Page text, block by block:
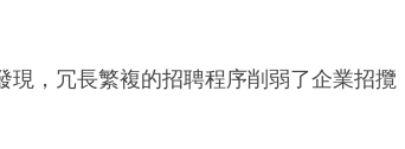
，冗長繁複的招聘程序削弱了企業招攬